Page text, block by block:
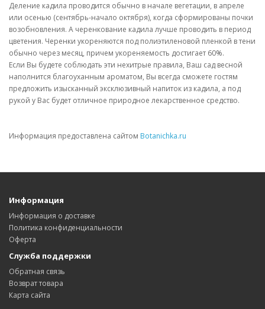
Деление кадила проводится обычно в начале вегетации, в апреле
или осенью (сентябрь-начало октября), когда сформированы почки
возобновления. А черенкование кадила лучше проводить в период
цветения. Черенки укореняются под полиэтиленовой пленкой в тени
обычно через месяц, причем укореняемость достигает 60%.
Если Вы будете соблюдать эти нехитрые правила, Ваш сад весной
наполнится благоуханным ароматом, Вы всегда сможете гостям
предложить изысканный эксклюзивный напиток из кадила, а под
рукой у Вас будет отличное природное лекарственное средство.
Информация предоставлена сайтом Botanichka.ru
Информация
Информация о доставке
Политика конфиденциальности
Оферта
Служба поддержки
Обратная связь
Возврат товара
Карта сайта